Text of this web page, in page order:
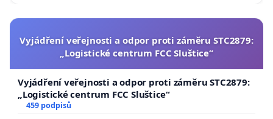
Vyjádření veřejnosti a odpor proti záměru STC2879:
„Logistické centrum FCC Sluštice“
Vyjádření veřejnosti a odpor proti záměru STC2879:
„Logistické centrum FCC Sluštice“
459 podpisů